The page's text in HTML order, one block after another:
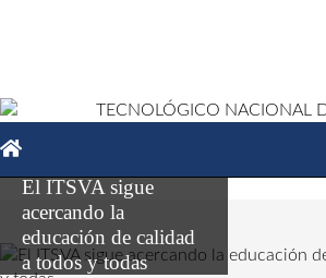
El ITSVA sigue
acercando la
educación de calidad
a todos y todas